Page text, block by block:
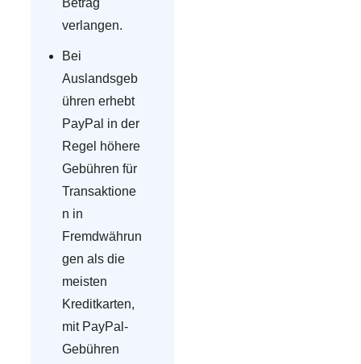
Betrag
verlangen.
Bei
Auslandsgeb
ühren erhebt
PayPal in der
Regel höhere
Gebühren für
Transaktione
n in
Fremdwährun
gen als die
meisten
Kreditkarten,
mit PayPal-
Gebühren